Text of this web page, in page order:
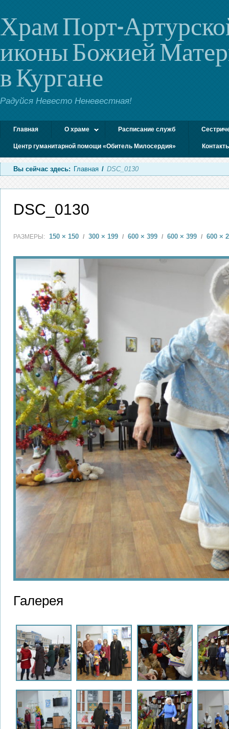
Храм Порт-
иконы Божией
в Кургане
Радуйся Невесто Неневестная!
Главная О храме Расписание служб
Центр гуманитарной помощи «Обитель Милосердия»
Вы сейчас здесь: Главная / DSC_0130
DSC_0130
РАЗМЕРЫ: 150 × 150 / 300 × 199 / 600 × 399 / 600 × 399 / 600 ×
Галерея